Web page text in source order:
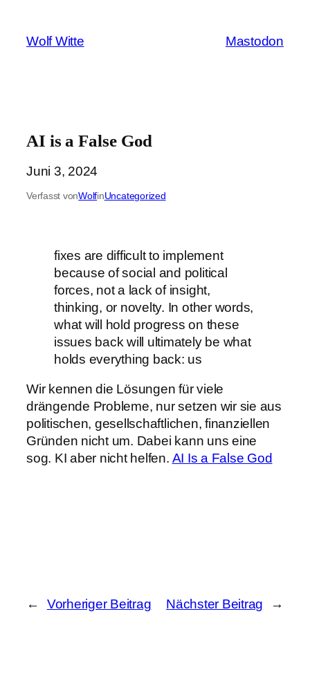
springen
Wolf Witte Mastodon
AI is a False God
Juni 3, 2024
Verfasst vonWolfinUncategorized
fixes are difficult to implement
because of social and political
forces, not a lack of insight,
thinking, or novelty. In other words,
what will hold progress on these
issues back will ultimately be what
holds everything back: us
Wir kennen die Lösungen für viele
drängende Probleme, nur setzen wir sie aus
politischen, gesellschaftlichen, finanziellen
Gründen nicht um. Dabei kann uns eine
sog. KI aber nicht helfen. AI Is a False God
← Vorheriger Beitrag Nächster Beitrag →